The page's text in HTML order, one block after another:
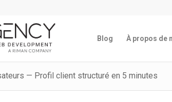
Blog À propos de
— Profil client structuré en 5 minutes